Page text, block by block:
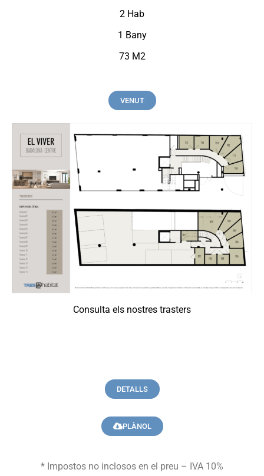
2 Hab
1 Bany
73 M2
VENUT
Consulta els nostres trasters
DETALLS
PLÀNOL
* Impostos no inclosos en el preu – IVA 10%